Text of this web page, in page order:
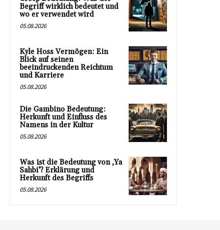
Begriff wirklich bedeutet und
wo er verwendet wird
05.08.2026
Kyle Hoss Vermögen: Ein
Blick auf seinen
beeindruckenden Reichtum
und Karriere
05.08.2026
Die Gambino Bedeutung:
Herkunft und Einfluss des
Namens in der Kultur
05.08.2026
Was ist die Bedeutung von ‚Ya
Sahbi‘? Erklärung und
Herkunft des Begriffs
05.08.2026